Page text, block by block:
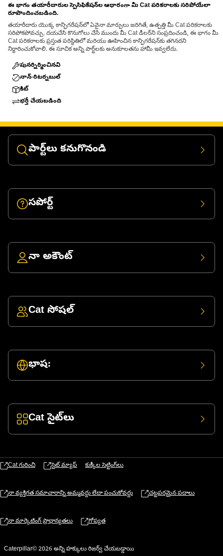
ఈ భాగం తయారీదారుల స్పెసిఫికేషన్‌ల ఆధారంగా మీ Cat పరికరాలకు సరిపోయేలా
రూపొందించబడింది.
తయారీదారు యొక్క కాన్ఫిగరేషన్‌లో ఏవైనా మార్పులు జరిగితే, ఉత్పత్తి మీ Cat పరికరాలకు
సరిపోకపోవచ్చు. దయచేసి కొనుగోలు చేసే ముందు మీ Cat డీలర్‌ని సంప్రదించండి, ఈ భాగం మీ
Cat పరికరాలకు ప్రస్తుత పరిస్థితిలో మరియు ఊహించిన కాన్ఫిగరేషన్‌కు తగినదని
నిర్ధారించుకోవాలి. ఈ సూచిక అన్ని పార్ట్‌లకు అనుకూలతను హామీ ఇవ్వలేదు.
పునర్నిర్మించినవి
నాన్-రిటర్నబుల్
కిట్
భర్తీ చేయబడింది
పార్ట్‌లు కనుగొనండి
సపోర్ట్
నా అకౌంట్
Cat సోషల్
భాష:
Cat సైట్‌లు
Cat గురించి సైట్ మ్యాప్ కుక్కీల సెట్టింగ్‌లు
నా వ్యక్తిగత సమాచారాన్ని అమ్మవద్దు లేదా పంచుకోవద్దు చట్టపరమైన పదాలు
నా మార్కెటింగ్ ప్రాధాన్యతలు గోప్యత
Caterpillar© 2026 అన్ని హక్కులు రిజర్వ్ చేయబడ్డాయి